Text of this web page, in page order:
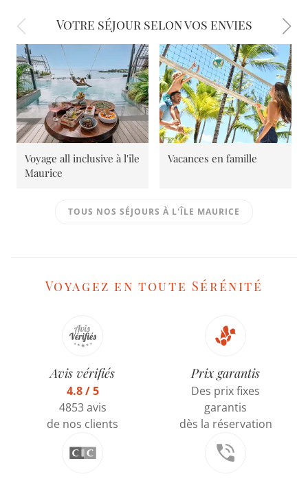
Votre séjour selon vos envies
Voyage all inclusive à l'île
Maurice
Vacances en famille
TOUS NOS SÉJOURS À L'ÎLE MAURICE
Voyagez en toute Sérénité
Avis vérifiés
4.8 / 5
4853 avis
de nos clients
Prix garantis
Des prix fixes
garantis
dès la réservation